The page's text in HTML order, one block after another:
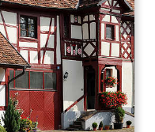
datant du
murales
de restauration.